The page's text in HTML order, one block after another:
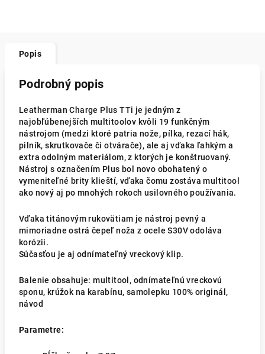
Popis
Podrobný popis
Leatherman Charge Plus TTi je jedným z
najobľúbenejších multitoolov kvôli 19 funkčným
nástrojom (medzi ktoré patria nože, pílka, rezací hák,
pilník, skrutkovače či otvárače), ale aj vďaka ľahkým a
extra odolným materiálom, z ktorých je konštruovaný.
Nástroj s označením Plus bol novo obohatený o
vymeniteľné brity klieští, vďaka čomu zostáva multitool
ako nový aj po mnohých rokoch usilovného používania.
Vďaka titánovým rukovätiam je nástroj pevný a
mimoriadne ostrá čepeľ noža z ocele S30V odoláva
korózii.
Súčasťou je aj odnímateľný vreckový klip.
Balenie obsahuje: multitool, odnímateľnú vreckovú
sponu, krúžok na karabínu, samolepku 100% originál,
návod
Parametre: